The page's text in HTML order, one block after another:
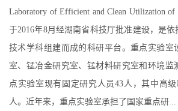
Laboratory of Efficient and Clean Utilization of
于2016年8月经湖南省科技厅批准建设，是
技术学科组建而成的科研平台。重点实验室
室、锰冶金研究室、锰材料研究室和环境监
点实验室现有固定研究人员43人，其中高
人。近年来，重点实验室承担了国家重点研...